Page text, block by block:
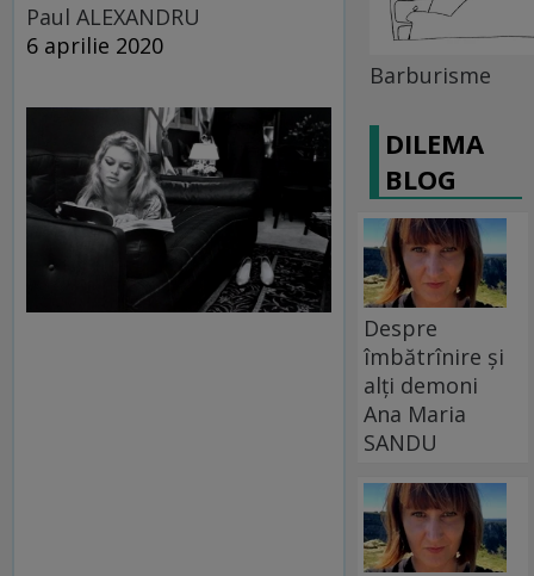
Paul ALEXANDRU
6 aprilie 2020
Barburisme
DILEMA
BLOG
Despre
îmbătrînire și
alți demoni
Ana Maria
SANDU